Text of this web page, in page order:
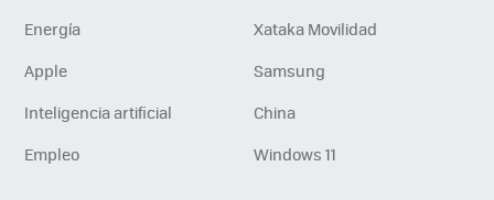
Energía
Xataka Movilidad
Apple
Samsung
Inteligencia artificial
China
Empleo
Windows 11